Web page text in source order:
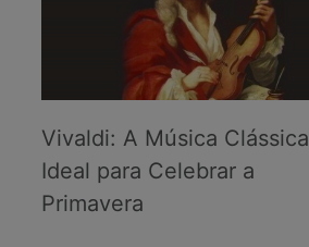
Vivaldi: A Música Clássica
Ideal para Celebrar a
Primavera